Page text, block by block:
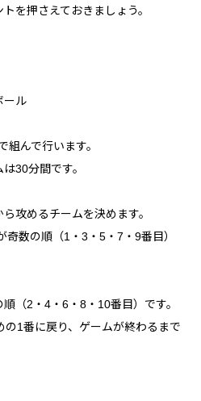
を押さえておきましょう。
ール
組んで行います。
30分間です。
攻めるチームを決めます。
数の順（1・3・5・7・9番目）
（2・4・6・8・10番目）です。
1番に戻り、ゲームが終わるまで